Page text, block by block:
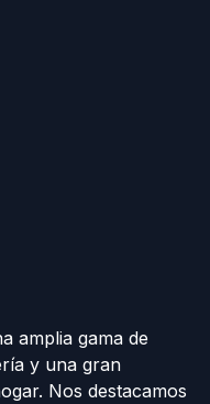
amplia gama de
y una gran
Nos destacamos